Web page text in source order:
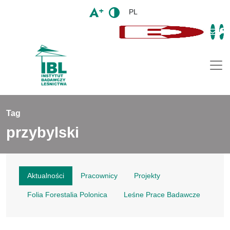
PL
Tag
przybylski
Aktualności Pracownicy Projekty
Folia Forestalia Polonica Leśne Prace Badawcze